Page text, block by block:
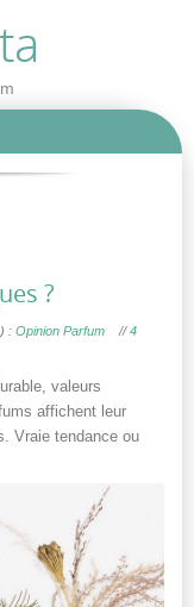
?
: Opinion Parfum //4
valeurs
affichent leur
Vraie tendance ou